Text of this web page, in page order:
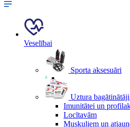
Veselībai
Sporta aksesuāri
Uztura bagātinātāji
Imunitātei un
Locītavām
Muskuļiem un